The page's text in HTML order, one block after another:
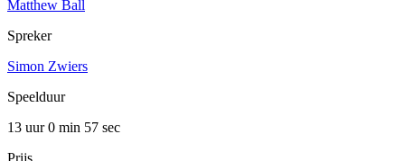
Matthew Ball
Spreker
Simon Zwiers
Speelduur
13 uur 0 min 57 sec
Prijs